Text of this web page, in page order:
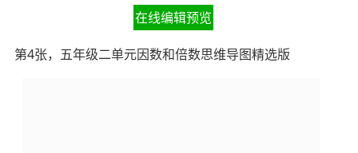
在线编辑预览
第4张，五年级二单元因数和倍数思维导图精选版